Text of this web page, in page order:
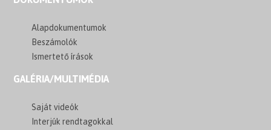
Alapdokumentumok
Beszámolók
Ismertető írások
GALÉRIA/MULTIMÉDIA
Saját videók
Interjúk rendtagokkal